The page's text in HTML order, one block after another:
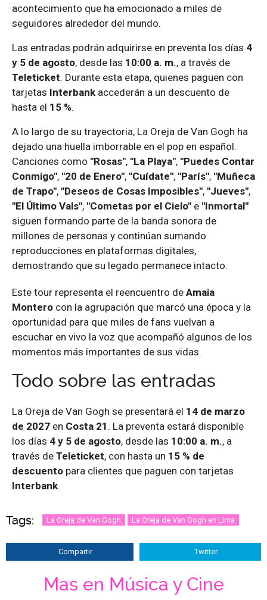
acontecimiento que ha emocionado a miles de
seguidores alrededor del mundo.
Las entradas podrán adquirirse en preventa los días 4
y 5 de agosto, desde las 10:00 a. m., a través de
Teleticket. Durante esta etapa, quienes paguen con
tarjetas Interbank accederán a un descuento de
hasta el 15 %.
A lo largo de su trayectoria, La Oreja de Van Gogh ha
dejado una huella imborrable en el pop en español.
Canciones como "Rosas", "La Playa", "Puedes Contar
Conmigo", "20 de Enero", "Cuídate", "París", "Muñeca
de Trapo", "Deseos de Cosas Imposibles", "Jueves",
"El Último Vals", "Cometas por el Cielo" e "Inmortal"
siguen formando parte de la banda sonora de
millones de personas y continúan sumando
reproducciones en plataformas digitales,
demostrando que su legado permanece intacto.
Este tour representa el reencuentro de Amaia
Montero con la agrupación que marcó una época y la
oportunidad para que miles de fans vuelvan a
escuchar en vivo la voz que acompañó algunos de los
momentos más importantes de sus vidas.
Todo sobre las entradas
La Oreja de Van Gogh se presentará el 14 de marzo
de 2027 en Costa 21 . La preventa estará disponible
los días 4 y 5 de agosto, desde las 10:00 a. m., a
través de Teleticket, con hasta un 15 % de
descuento para clientes que paguen con tarjetas
Interbank.
Tags: La Oreja de Van Gogh La Oreja de Van Gogh en Lima
Compartir Twitter
Mas en Música y Cine